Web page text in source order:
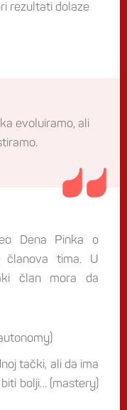
rezultati dolaze
evoluiramo, ali
Dena Pinka o
članova tima. U
član mora da
tački, ali da ima
bolji… (mastery)